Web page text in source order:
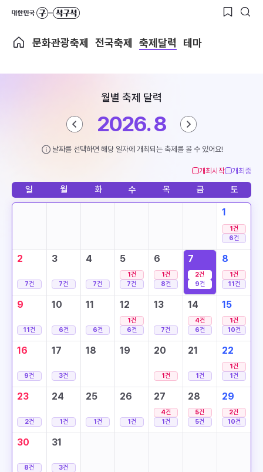
문화관광축제 전국축제 축제달력 테마
월별 축제 달력
2026. 8
날짜를 선택하면 해당 일자에 개최되는 축제를 볼 수 있어요!
개최시작 개최중
일 월 화 수 목 금 토
1
1건
6건
2
7건
3
7건
4
7건
5
1건
7건
6
1건
8건
7
2건
9건
8
1건
11건
9
11건
10
6건
11
6건
12
1건
6건
13
7건
14
4건
6건
15
1건
10건
16
9건
17
3건
18 19 20
1건
21
1건
22
1건
1건
23
2건
24
1건
25
1건
26
1건
27
4건
1건
28
5건
5건
29
2건
10건
30
8건
31
3건